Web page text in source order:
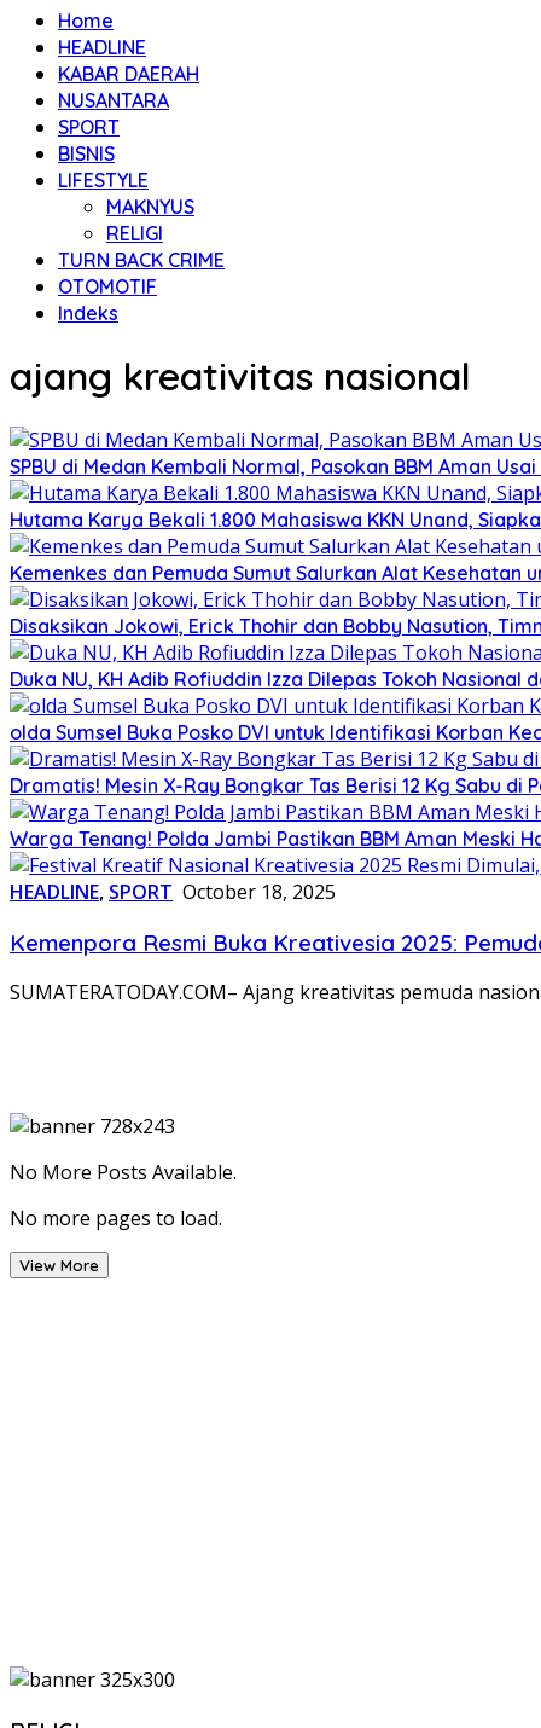
Home
HEADLINE
KABAR DAERAH
NUSANTARA
SPORT
BISNIS
LIFESTYLE
MAKNYUS
RELIGI
TURN BACK CRIME
OTOMOTIF
Indeks
ajang kreativitas nasional
SPBU di Medan Kembali Normal, Pasokan BBM Aman
Hutama Karya Bekali 1.800 Mahasiswa KKN Unand,
Kemenkes dan Pemuda Sumut Salurkan Alat Kesehatan
Disaksikan Jokowi, Erick Thohir dan Bobby Nasution,
Duka NU, KH Adib Rofiuddin Izza Dilepas Tokoh Nasional
olda Sumsel Buka Posko DVI untuk Identifikasi Korban
Dramatis! Mesin X-Ray Bongkar Tas Berisi 12 Kg Sabu di
Warga Tenang! Polda Jambi Pastikan BBM Aman Meski
HEADLINE, SPORT October 18, 2025
Kemenpora Resmi Buka Kreativesia 2025:
SUMATERATODAY.COM– Ajang kreativitas pemuda
No More Posts Available.
No more pages to load.
View More